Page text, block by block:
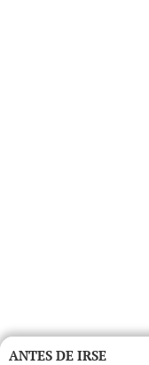
ANTES DE IRSE